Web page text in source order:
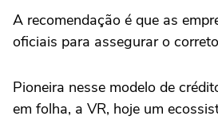
A recomendação é que as
oficiais para assegurar o
Pioneira nesse modelo de
em folha, a VR, hoje um